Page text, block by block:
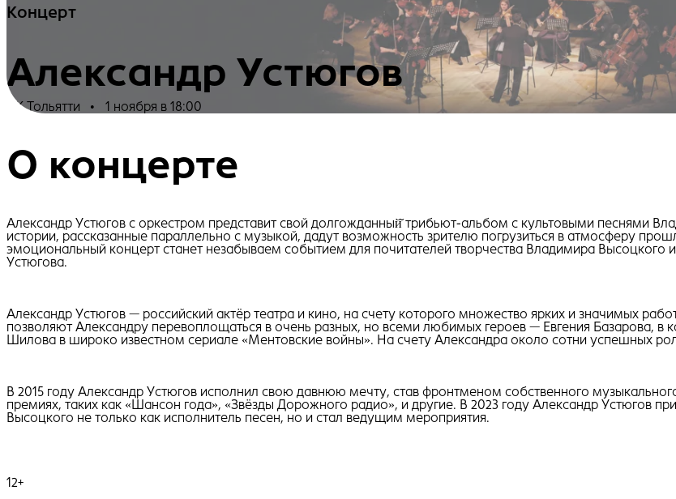
Концерт
Александр Устюгов
ДК Тольятти • 1 ноября в 18:00
О концерте
Александр Устюгов с оркестром представит свой долгожданный̆ трибьют-альбом с культовыми песнями
истории, рассказанные параллельно с музыкой, дадут возможность зрителю погрузиться в атмосферу
эмоциональный концерт станет незабываем событием для почитателей творчества Владимира
Устюгова.
Александр Устюгов — российский актёр театра и кино, на счету которого множество ярких и значимых
позволяют Александру перевоплощаться в очень разных, но всеми любимых героев — Евгения Базарова,
Шилова в широко известном сериале «Ментовские войны». На счету Александра около сотни успешных
В 2015 году Александр Устюгов исполнил свою давнюю мечту, став фронтменом собственного
премиях, таких как «Шансон года», «Звёзды Дорожного радио», и другие. В 2023 году Александр Устюгов
Высоцкого не только как исполнитель песен, но и стал ведущим мероприятия.
12+